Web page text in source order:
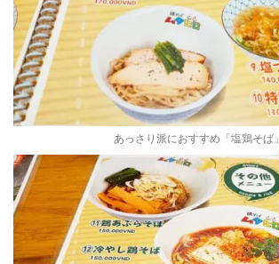
あっさり派におすすめ「塩鶏そば」